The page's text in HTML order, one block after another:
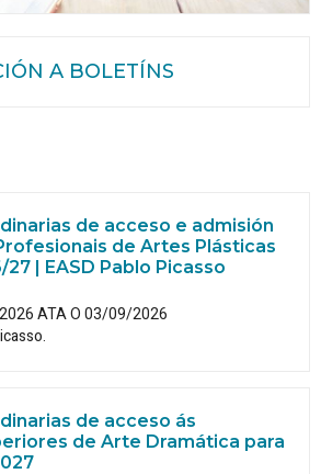
A BOLETÍNS
de acceso e admisión
de Artes Plásticas
| EASD Pablo Picasso
ATA O 03/09/2026
de acceso ás
de Arte Dramática para